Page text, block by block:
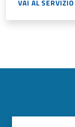
VAI AL SERVIZIO